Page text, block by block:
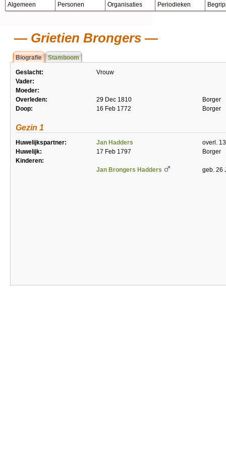
Algemeen Personen Organisaties Periodieken
Grietien Brongers
Biografie Stamboom
Geslacht:
Vrouw
Vader:
Moeder:
Overleden:
29 Dec 1810
Borger
Doop:
16 Feb 1772 Borger
Gezin 1
Huwelijkspartner: Jan Hadders
overl.
Huwelijk:
17 Feb 1797
Borger
Kinderen:
Jan Brongers Hadders
geb. 26